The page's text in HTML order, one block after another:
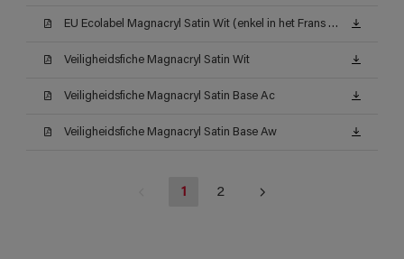
EU Ecolabel Magnacryl Satin Wit (enkel in het Frans beschikbaar)
Veiligheidsfiche Magnacryl Satin Wit
Veiligheidsfiche Magnacryl Satin Base Ac
Veiligheidsfiche Magnacryl Satin Base Aw
1 2